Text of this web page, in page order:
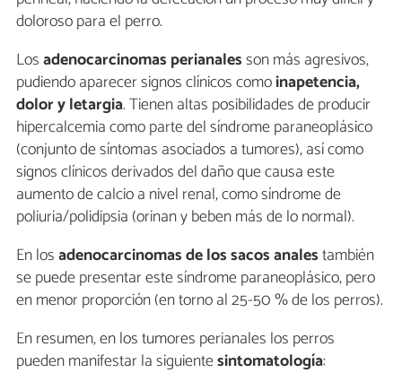
doloroso para el perro.
Losadenocarcinomas perianalesson más agresivos,
pudiendo aparecer signos clínicos comoinapetencia,
dolor y letargia. Tienen altas posibilidades de producir
hipercalcemia como parte del síndrome paraneoplásico
(conjunto de síntomas asociados a tumores), así como
signos clínicos derivados del daño que causa este
aumento de calcio a nivel renal, como síndrome de
poliuria/polidipsia (orinan y beben más de lo normal).
En losadenocarcinomas de los sacos analestambién
se puede presentar este síndrome paraneoplásico, pero
en menor proporción (en torno al 25-50 % de los perros).
En resumen, en los tumores perianales los perros
pueden manifestar la siguientesintomatología: